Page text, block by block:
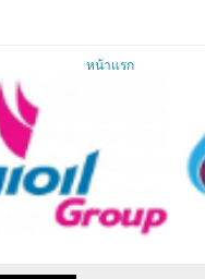
หน้าแรก